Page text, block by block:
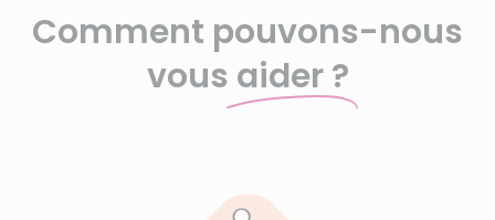
Comment pouvons-nous
vous aider ?